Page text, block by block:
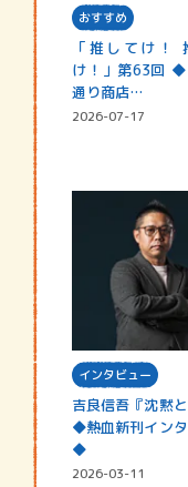
おすすめ
「推してけ！
け！」第63回 ◆
通り商店…
2026-07-17
インタビュー
吉良信吾『沈黙と
◆熱血新刊イン
◆
2026-03-11